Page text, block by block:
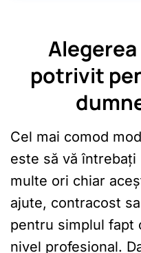
potrivit
Cel mai comod
este să vă
multe ori chiar
ajute, contracost
pentru simplul fapt
nivel profesional.